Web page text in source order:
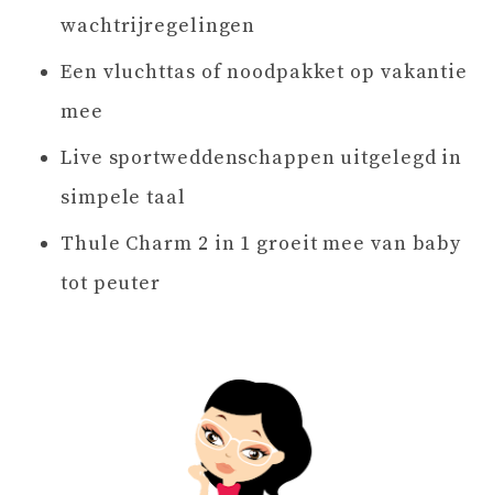
wachtrijregelingen
Een vluchttas of noodpakket op vakantie
mee
Live sportweddenschappen uitgelegd in
simpele taal
Thule Charm 2 in 1 groeit mee van baby
tot peuter